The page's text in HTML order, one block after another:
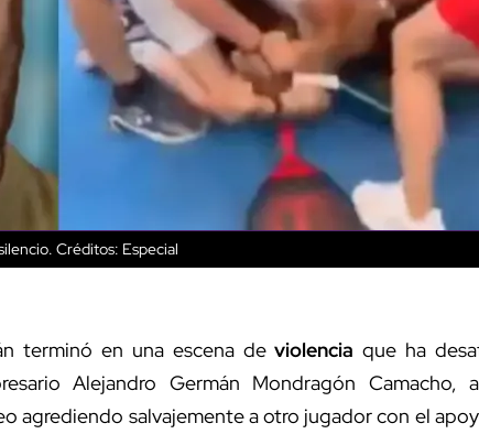
Créditos: Especial
terminó en una escena deviolencia que ha
Alejandro Germán Mondragón Camacho,
agrediendo salvajemente a otro jugador con el